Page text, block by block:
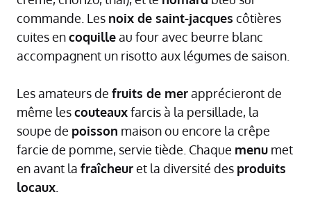
commande. Les noix de saint-jacques côtières
cuites encoquilleau four avec beurre blanc
accompagnent un risotto aux légumes de saison.
Les amateurs de fruits de merapprécieront de
même lescouteauxfarcis à la persillade, la
soupe de poisson maison ou encore la crêpe
farcie de pomme, servie tiède. Chaque menu met
en avant la fraîcheuret la diversité des produits
locaux